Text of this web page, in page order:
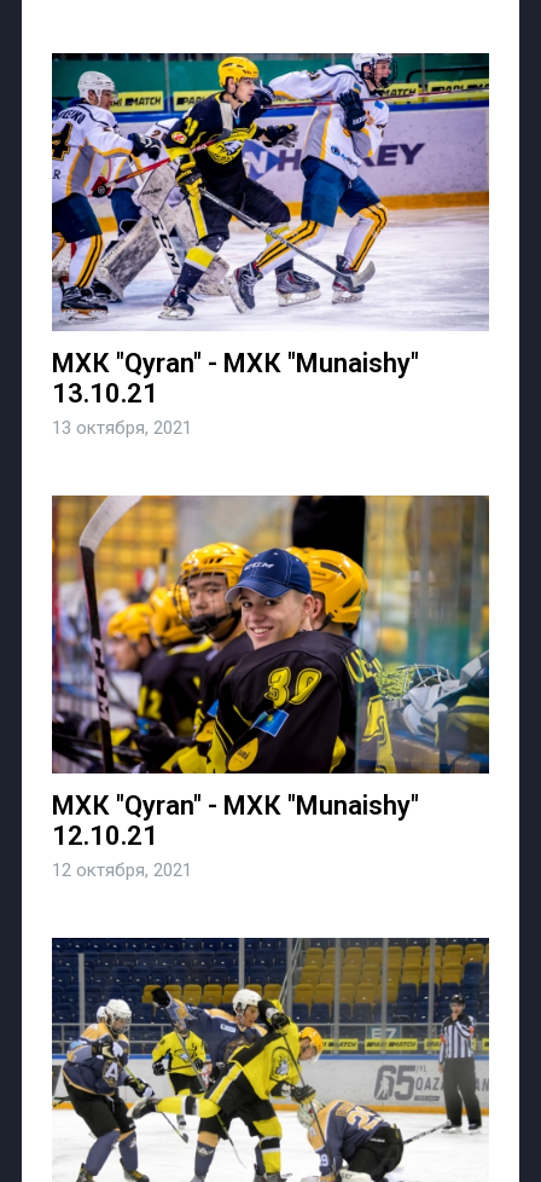
МХК "Qyran" - МХК "Munaishy"
13.10.21
13 октября, 2021
МХК "Qyran" - МХК "Munaishy"
12.10.21
12 октября, 2021